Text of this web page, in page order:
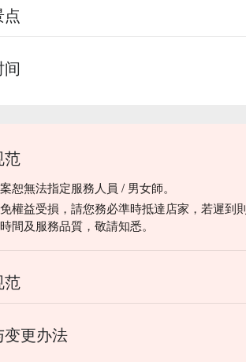
范
恕無法指定服務人員 / 男女師。
權益受損，請您務必準時抵達店家，若遲到
間及服務品質，敬請知悉。
范
更办法